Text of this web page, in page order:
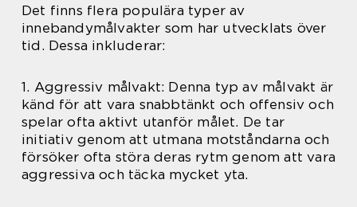
Det finns flera populära typer av
innebandymålvakter som har utvecklats över
tid. Dessa inkluderar:
1. Aggressiv målvakt: Denna typ av målvakt är
känd för att vara snabbtänkt och offensiv och
spelar ofta aktivt utanför målet. De tar
initiativ genom att utmana motståndarna och
försöker ofta störa deras rytm genom att vara
aggressiva och täcka mycket yta.